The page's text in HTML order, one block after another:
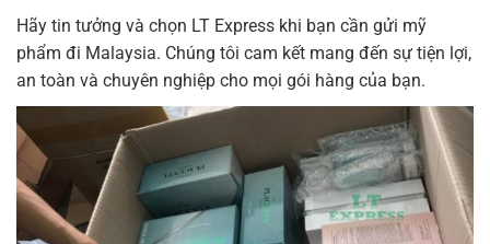
Hãy tin tưởng và chọn LT Express khi bạn cần gửi mỹ
phẩm đi Malaysia. Chúng tôi cam kết mang đến sự tiện lợi,
an toàn và chuyên nghiệp cho mọi gói hàng của bạn.